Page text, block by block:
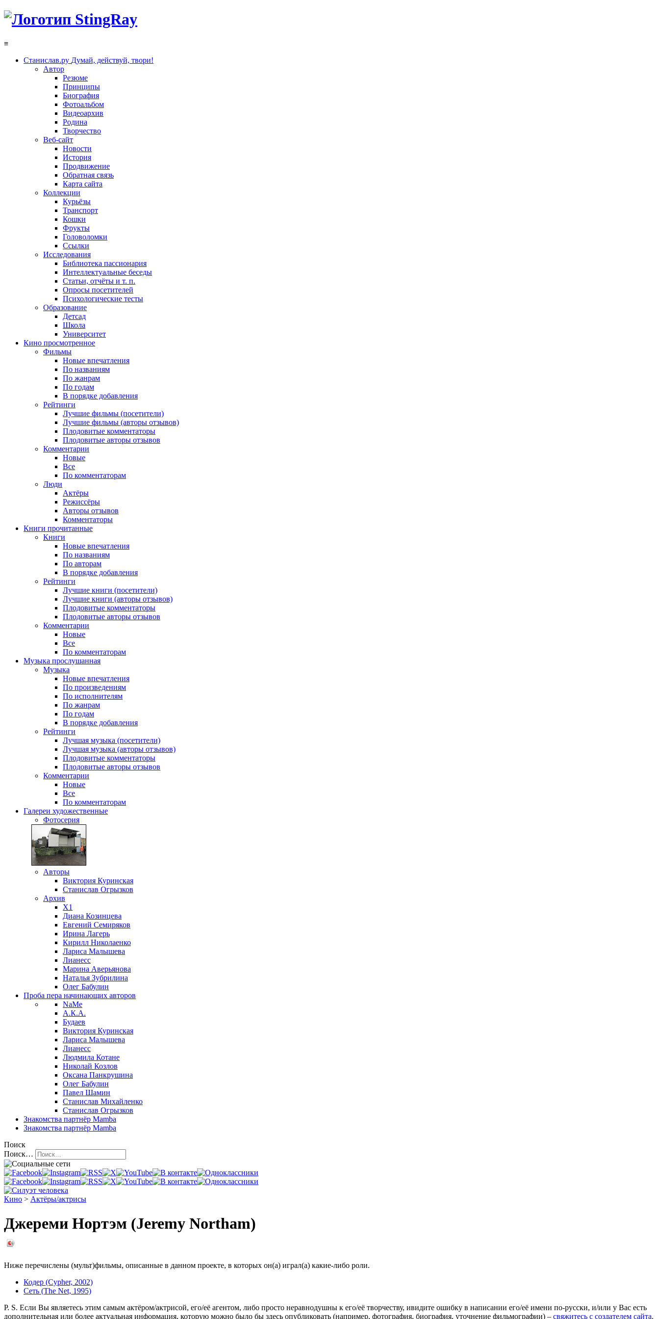
≡
Станислав.ру Думай, действуй, твори!
Автор
Резюме
Принципы
Биография
Фотоальбом
Видеоархив
Родина
Творчество
Веб-сайт
Новости
История
Продвижение
Обратная связь
Карта сайта
Коллекции
Курьёзы
Транспорт
Кошки
Фрукты
Головоломки
Ссылки
Исследования
Библиотека пассионария
Интеллектуальные беседы
Статьи, отчёты и т. п.
Опросы посетителей
Психологические тесты
Образование
Детсад
Школа
Университет
Кино просмотренное
Фильмы
Новые впечатления
По названиям
По жанрам
По годам
В порядке добавления
Рейтинги
Лучшие фильмы (посетители)
Лучшие фильмы (авторы отзывов)
Плодовитые комментаторы
Плодовитые авторы отзывов
Комментарии
Новые
Все
По комментаторам
Люди
Актёры
Режиссёры
Авторы отзывов
Комментаторы
Книги прочитанные
Книги
Новые впечатления
По названиям
По авторам
В порядке добавления
Рейтинги
Лучшие книги (посетители)
Лучшие книги (авторы отзывов)
Плодовитые комментаторы
Плодовитые авторы отзывов
Комментарии
Новые
Все
По комментаторам
Музыка прослушанная
Музыка
Новые впечатления
По произведениям
По исполнителям
По жанрам
По годам
В порядке добавления
Рейтинги
Лучшая музыка (посетители)
Лучшая музыка (авторы отзывов)
Плодовитые комментаторы
Плодовитые авторы отзывов
Комментарии
Новые
Все
По комментаторам
Галереи художественные
Фотосерия
Авторы
Виктория Куринская
Станислав Огрызков
Архив
X1
Диана Козинцева
Евгений Семиряков
Ирина Лагерь
Кирилл Николаенко
Лариса Малышева
Лианесс
Марина Аверьянова
Наталья Зубрилина
Олег Бабулин
Проба пера начинающих авторов
NaMe
А.К.А.
Будаев
Виктория Куринская
Лариса Малышева
Лианесс
Людмила Котане
Николай Козлов
Оксана Панкрушина
Олег Бабулин
Павел Шамин
Станислав Михайленко
Станислав Огрызков
Знакомства партнёр Mamba
Знакомства партнёр Mamba
Поиск
Поиск…
Кино > Актёры/актрисы
Джереми Нортэм (Jeremy Northam)
Ниже перечислены (мульт)фильмы, описанные в данном проекте, в которых он(а) играл(а) какие-либо роли.
Кодер (Cypher, 2002)
Сеть (The Net, 1995)
P. S. Если Вы являетесь этим самым актёром/актрисой, его/её агентом, либо просто неравнодушны к его/её творчеству, ивидите ошибку в написании его/её имени по-русски, и/или у Вас есть
дополнительная или более актуальная информация, которую можно было бы здесь опубликовать (например, фотография, биография, уточнение фильмографии) – свяжитесь с создателем сайта.